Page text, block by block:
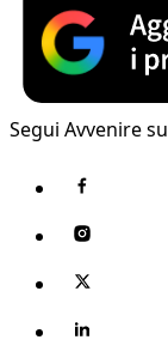
Segui Avvenire su